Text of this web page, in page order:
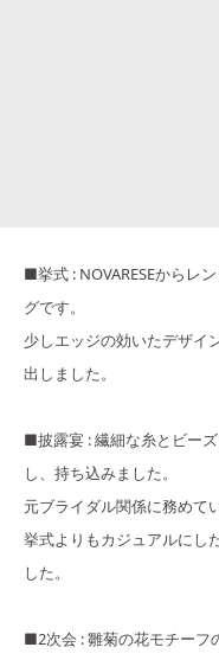
■挙式 : NOVARESEからレ
グです。
少しエッジの効いたデザイ
出しました。
■披露宴 : 繊細な糸とビー
し、持ち込みました。
元ブライダル関係に務めて
挙式よりもカジュアルにし
した。
■2次会 : 雛菊の花モチーフ